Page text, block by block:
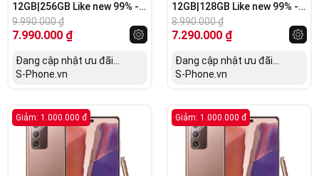
12GB|256GB Like new 99% -
Bản Hàn
9.990.000₫
7.990.000 ₫
Đang cập nhật ưu đãi...
S-Phone.vn
12GB|128GB Like new 99% -
Bản Mỹ
8.990.000₫
7.290.000 ₫
Đang cập nhật ưu đãi...
S-Phone.vn
Giảm: 1.000.000 đ Giảm: 1.000.000 đ